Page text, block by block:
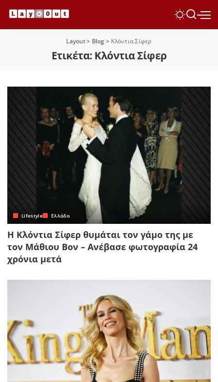
Layout> Blog > Κλόντια Σίφερ
Ετικέτα: Κλόντια Σίφερ
Lifestyle Ελλάδα
Η Κλόντια Σίφερ θυμάται τον γάμο της με
τον Μάθιου Βον – Ανέβασε φωτογραφία 24
χρόνια μετά